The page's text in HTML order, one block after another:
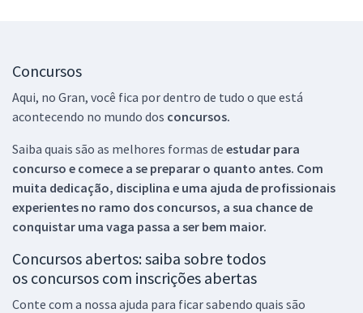
Concursos
Aqui, no Gran, você fica por dentro de tudo o que está
acontecendo no mundo dos concursos.
Saiba quais são as melhores formas de estudar para
concurso e comece a se preparar o quanto antes. Com
muita dedicação, disciplina e uma ajuda de profissionais
experientes no ramo dos concursos, a sua chance de
conquistar uma vaga passa a ser bem maior.
Concursos abertos: saiba sobre todos
os concursos com inscrições abertas
Conte com a nossa ajuda para ficar sabendo quais são